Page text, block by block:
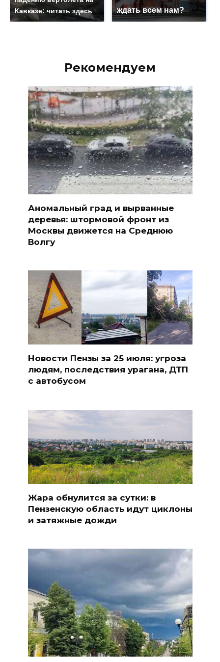
Кавказе: читать здесь
ждать всем нам?
Рекомендуем
Аномальный град и вырванные
деревья: штормовой фронт из
Москвы движется на Среднюю
Волгу
Новости Пензы за 25 июля: угроза
людям, последствия урагана, ДТП
с автобусом
Жара обнулится за сутки: в
Пензенскую область идут циклоны
и затяжные дожди